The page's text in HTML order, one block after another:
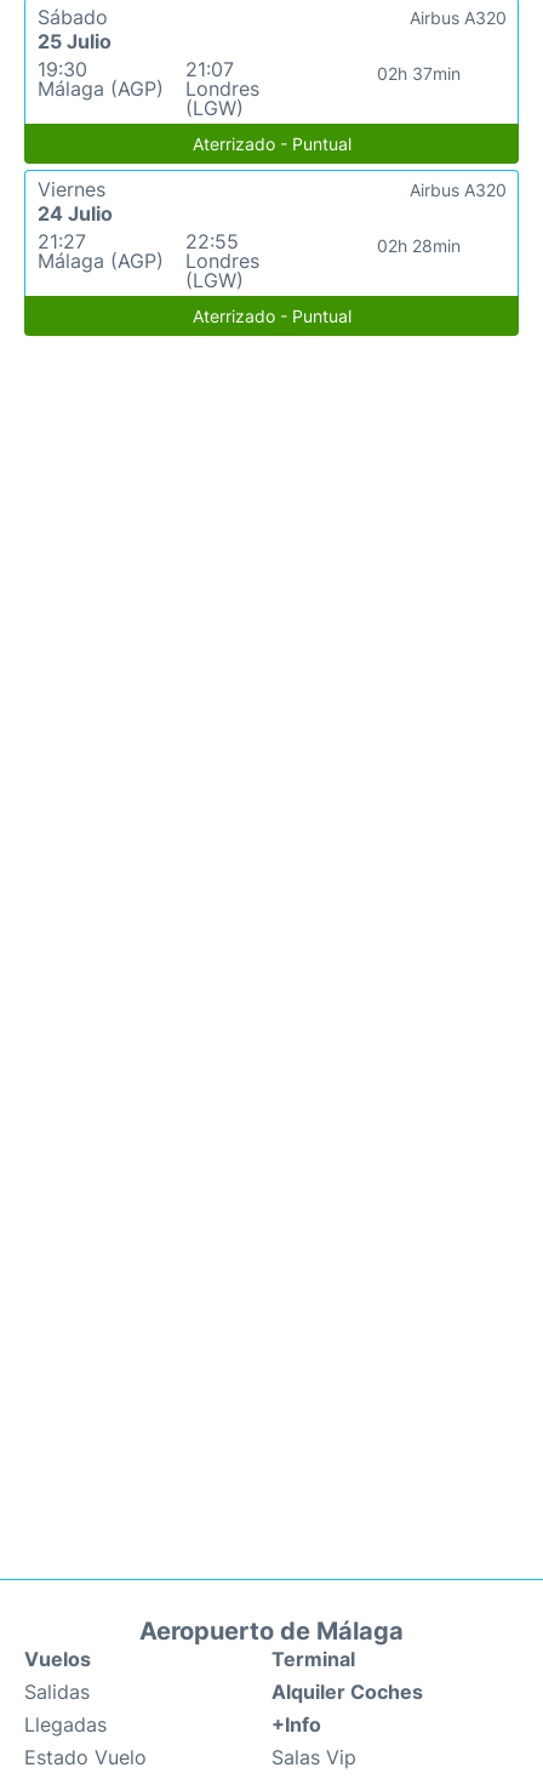
Sábado
25 Julio
19:30
Málaga (AGP)
21:07
Londres
(LGW)
02h 37min
Airbus A320
Aterrizado - Puntual
Viernes
24 Julio
21:27
Málaga (AGP)
22:55
Londres
(LGW)
02h 28min
Airbus A320
Aterrizado - Puntual
Aeropuerto de Málaga
Vuelos
Salidas
Llegadas
Estado Vuelo
Terminal
Alquiler Coches
+Info
Salas Vip